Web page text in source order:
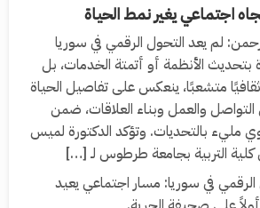
اجتماعي يغير نمط الحياة
لم يعد التحول الرقمي في سوريا
الأنظمة أو أتمتة الخدمات، بل
متشعبًا، ينعكس على تفاصيل الحياة
التواصل والعمل وبناء العلاقات، ضمن
مليء بالتحديات. وتؤكد الدكتورة لميس
كلية التربية بجامعة طرطوس لـ […]
في سوريا: مسار اجتماعي يعيد